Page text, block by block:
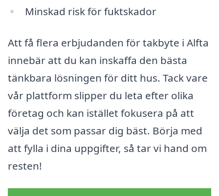
Minskad risk för fuktskador
Att få flera erbjudanden för takbyte i Alfta
innebär att du kan inskaffa den bästa
tänkbara lösningen för ditt hus. Tack vare
vår plattform slipper du leta efter olika
företag och kan istället fokusera på att
välja det som passar dig bäst. Börja med
att fylla i dina uppgifter, så tar vi hand om
resten!